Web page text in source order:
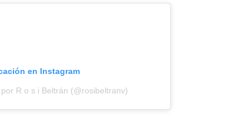
en Instagram
R o s i Beltrán (@rosibeltranv)